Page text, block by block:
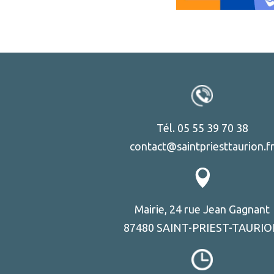
Tél. 05 55 39 70 38
Mairie, 24 rue Jean Gagnant
87480 SAINT-PRIEST-